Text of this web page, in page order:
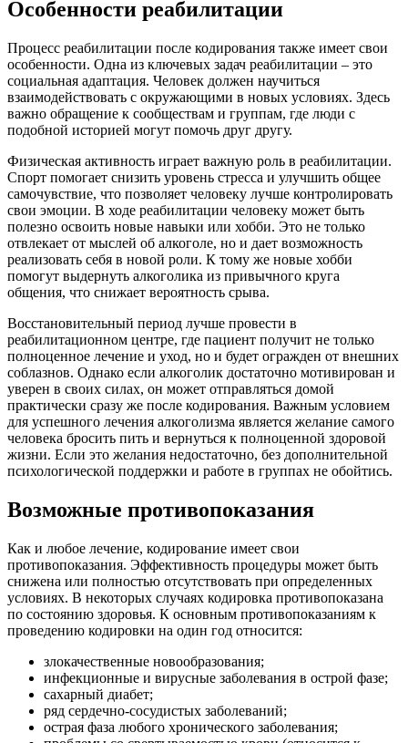
Особенности реабилитации
Процесс реабилитации после кодирования также имеет свои
особенности. Одна из ключевых задач реабилитации – это
социальная адаптация. Человек должен научиться
взаимодействовать с окружающими в новых условиях. Здесь
важно обращение к сообществам и группам, где люди с
подобной историей могут помочь друг другу.
Физическая активность играет важную роль в реабилитации.
Спорт помогает снизить уровень стресса и улучшить общее
самочувствие, что позволяет человеку лучше контролировать
свои эмоции. В ходе реабилитации человеку может быть
полезно освоить новые навыки или хобби. Это не только
отвлекает от мыслей об алкоголе, но и дает возможность
реализовать себя в новой роли. К тому же новые хобби
помогут выдернуть алкоголика из привычного круга
общения, что снижает вероятность срыва.
Восстановительный период лучше провести в
реабилитационном центре, где пациент получит не только
полноценное лечение и уход, но и будет огражден от внешних
соблазнов. Однако если алкоголик достаточно мотивирован и
уверен в своих силах, он может отправляться домой
практически сразу же после кодирования. Важным условием
для успешного лечения алкоголизма является желание самого
человека бросить пить и вернуться к полноценной здоровой
жизни. Если это желания недостаточно, без дополнительной
психологической поддержки и работе в группах не обойтись.
Возможные противопоказания
Как и любое лечение, кодирование имеет свои
противопоказания. Эффективность процедуры может быть
снижена или полностью отсутствовать при определенных
условиях. В некоторых случаях кодировка противопоказана
по состоянию здоровья. К основным противопоказаниям к
проведению кодировки на один год относится:
злокачественные новообразования;
инфекционные и вирусные заболевания в острой фазе;
сахарный диабет;
ряд сердечно-сосудистых заболеваний;
острая фаза любого хронического заболевания;